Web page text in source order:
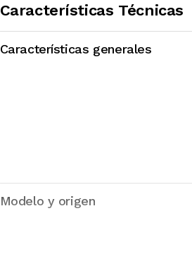
Características Técnicas
Características generales
Modelo y origen